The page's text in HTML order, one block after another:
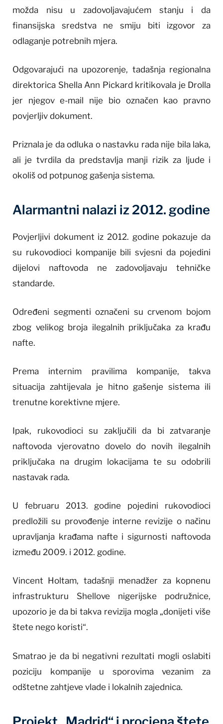
možda nisu u zadovoljavajućem stanju i da
finansijska sredstva ne smiju biti izgovor za
odlaganje potrebnih mjera.
Odgovarajući na upozorenje, tadašnja regionalna
direktorica Shella Ann Pickard kritikovala je Drolla
jer njegov e-mail nije bio označen kao pravno
povjerljiv dokument.
Priznala je da odluka o nastavku rada nije bila laka,
ali je tvrdila da predstavlja manji rizik za ljude i
okoliš od potpunog gašenja sistema.
Alarmantni nalazi iz 2012. godine
Povjerljivi dokument iz 2012. godine pokazuje da
su rukovodioci kompanije bili svjesni da pojedini
dijelovi naftovoda ne zadovoljavaju tehničke
standarde.
Određeni segmenti označeni su crvenom bojom
zbog velikog broja ilegalnih priključaka za krađu
nafte.
Prema internim pravilima kompanije, takva
situacija zahtijevala je hitno gašenje sistema ili
trenutne korektivne mjere.
Ipak, rukovodioci su zaključili da bi zatvaranje
naftovoda vjerovatno dovelo do novih ilegalnih
priključaka na drugim lokacijama te su odobrili
nastavak rada.
U februaru 2013. godine pojedini rukovodioci
predložili su provođenje interne revizije o načinu
upravljanja krađama nafte i sigurnosti naftovoda
između 2009. i 2012. godine.
Vincent Holtam, tadašnji menadžer za kopnenu
infrastrukturu Shellove nigerijske podružnice,
upozorio je da bi takva revizija mogla „donijeti više
štete nego koristi“.
Smatrao je da bi negativni rezultati mogli oslabiti
poziciju kompanije u sporovima vezanim za
odštetne zahtjeve vlade i lokalnih zajednica.